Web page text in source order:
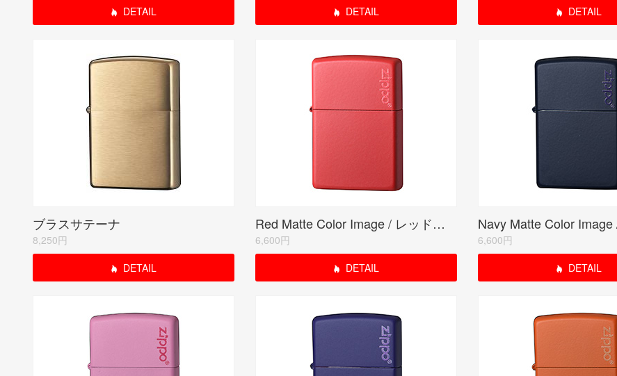
DETAIL
DETAIL
DETAIL
ブラスサテーナ
8,250円
DETAIL
Red Matte Color Image / レッドマット(ZIPPO LOGO)
6,600円
DETAIL
6,600円
DETAIL